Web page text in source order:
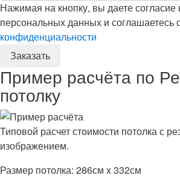
Нажимая на кнопку, вы даете согласие
персональных данных и соглашаетесь
конфиденциальности
Пример расчёта по
потолку
Типовой расчет стоимости потолка с
изображением.
Размер потолка: 286см x 332см